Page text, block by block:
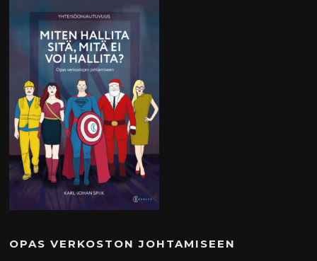
OPAS VERKOSTON JOHTAMISEEN